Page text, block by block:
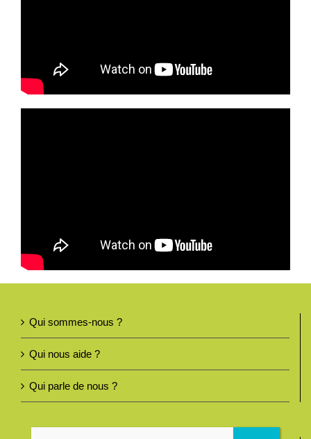
Qui sommes-nous ?
Qui nous aide ?
Qui parle de nous ?